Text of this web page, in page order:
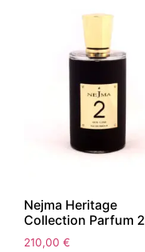
Nejma Heritage
Collection Parfum 2
210,00 €